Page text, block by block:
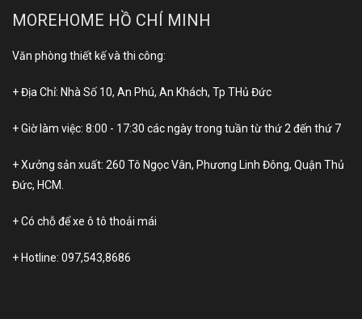
MOREHOME HỒ CHÍ MINH
Văn phòng thiết kế và thi công:
+ Địa Chỉ: Nhà Số 10, An Phú, An Khách, Tp THủ Đức
+ Giờ làm việc: 8:00 - 17:30 các ngày trong tuần từ thứ 2 đến thứ 7
+ Xưởng sản xuất: 260 Tô Ngọc Vân, Phương Linh Đông, Quận Thủ
Đức, HCM.
+ Có chỗ để xe ô tô thoải mái
+ Hotline: 097,543,8686